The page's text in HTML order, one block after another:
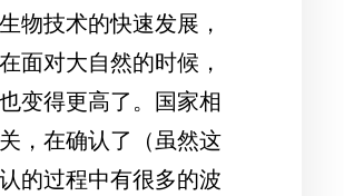
物技术的快速发展，
面对大自然的时候，
变得更高了。国家相
，在确认了（虽然这
的过程中有很多的波